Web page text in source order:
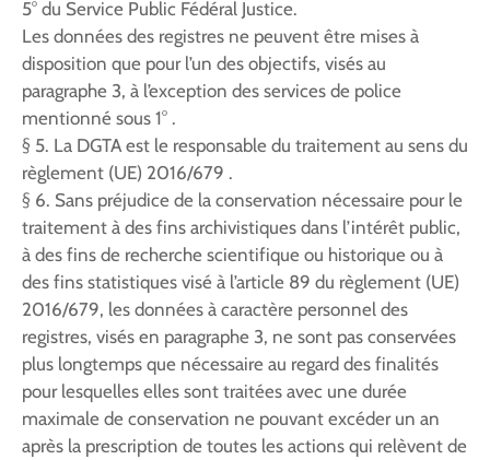
5° du Service Public Fédéral Justice.
Les données des registres ne peuvent être mises à
disposition que pour l’un des objectifs, visés au
paragraphe 3, à l’exception des services de police
mentionné sous 1° .
§ 5. La DGTA est le responsable du traitement au sens du
règlement (UE) 2016/679 .
§ 6. Sans préjudice de la conservation nécessaire pour le
traitement à des fins archivistiques dans l’intérêt public,
à des fins de recherche scientifique ou historique ou à
des fins statistiques visé à l’article 89 du règlement (UE)
2016/679, les données à caractère personnel des
registres, visés en paragraphe 3, ne sont pas conservées
plus longtemps que nécessaire au regard des finalités
pour lesquelles elles sont traitées avec une durée
maximale de conservation ne pouvant excéder un an
après la prescription de toutes les actions qui relèvent de